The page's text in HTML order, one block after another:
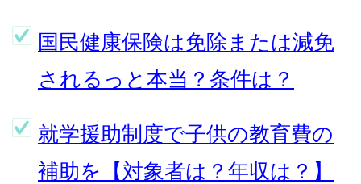
国民健康保険は免除または減免
されるっと本当？条件は？
就学援助制度で子供の教育費の
補助を【対象者は？年収は？】